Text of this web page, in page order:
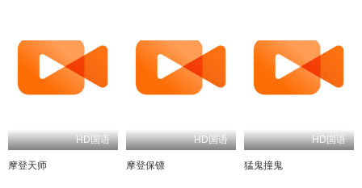
HD国语
摩登天师
HD国语
摩登保镖
HD国语
猛鬼撞鬼